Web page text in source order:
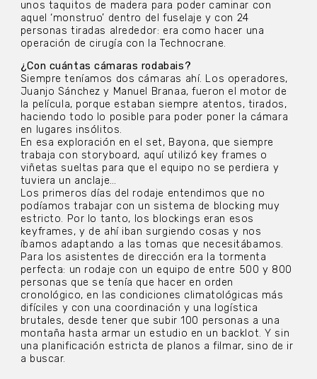
unos taquitos de madera para poder caminar con
aquel ‘monstruo’ dentro del fuselaje y con 24
personas tiradas alrededor: era como hacer una
operación de cirugía con la Technocrane.
¿Con cuántas cámaras rodabais?
Siempre teníamos dos cámaras ahí. Los operadores,
Juanjo Sánchez y Manuel Branaa, fueron el motor de
la película, porque estaban siempre atentos, tirados,
haciendo todo lo posible para poder poner la cámara
en lugares insólitos.
En esa exploración en el set, Bayona, que siempre
trabaja con storyboard, aquí utilizó key frames o
viñetas sueltas para que el equipo no se perdiera y
tuviera un anclaje…
Los primeros días del rodaje entendimos que no
podíamos trabajar con un sistema de blocking muy
estricto. Por lo tanto, los blockings eran esos
keyframes, y de ahí iban surgiendo cosas y nos
íbamos adaptando a las tomas que necesitábamos.
Para los asistentes de dirección era la tormenta
perfecta: un rodaje con un equipo de entre 500 y 800
personas que se tenía que hacer en orden
cronológico, en las condiciones climatológicas más
difíciles y con una coordinación y una logística
brutales, desde tener que subir 100 personas a una
montaña hasta armar un estudio en un backlot. Y sin
una planificación estricta de planos a filmar, sino de ir
a buscar.